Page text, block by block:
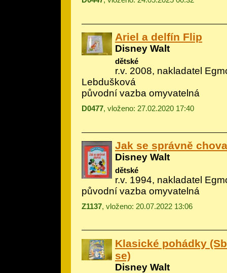
Ariel a delfín Flip
Disney Walt
dětské
r.v. 2008, nakladatel
Lebdušková
původní vazba omyvatelná
D0477, vloženo: 27.02.2020 17:40
Jak se správně
Disney Walt
dětské
r.v. 1994, nakladatel
původní vazba omyvatelná
Z1137, vloženo: 20.07.2022 13:06
Klasické pohádky
se)
Disney Walt